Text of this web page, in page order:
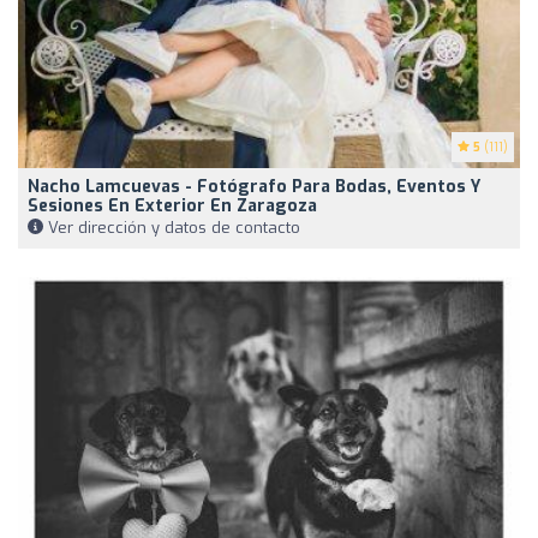
5 (111)
Nacho Lamcuevas - Fotógrafo Para Bodas, Eventos Y
Sesiones En Exterior En Zaragoza
Ver dirección y datos de contacto